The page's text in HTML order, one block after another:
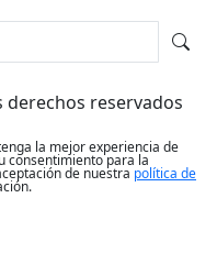
reservados
la mejor experiencia de
consentimiento para la
de nuestra política de